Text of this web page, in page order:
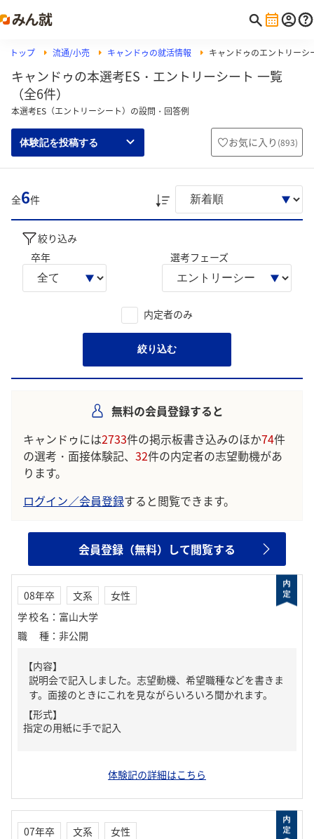
トップ 流通/小売 キャンドゥの就活情報 キャンドゥのエントリーシ
キャンドゥの本選考ES・エントリーシート 一覧
（全6件）
本選考ES（エントリーシート）の設問・回答例
体験記を投稿する お気に入り (893)
全6件
絞り込み
卒年
選考フェーズ
内定者のみ
絞り込む
無料の会員登録すると
キャンドゥには2733件の掲示板書き込みのほか74件
の選考・面接体験記、 32件の内定者の志望動機があ
ります。
ログイン／会員登録すると閲覧できます。
会員登録（無料）して閲覧する
08年卒 文系
女性
学校名 ： 富山大学
職種 ： 非公開
【内容】
説明会で記入しました。志望動機、希望職種などを書きま
す。面接のときにこれを見ながらいろいろ聞かれます。
【形式】
指定の用紙に手で記入
体験記の詳細はこちら
07年卒 文系
女性